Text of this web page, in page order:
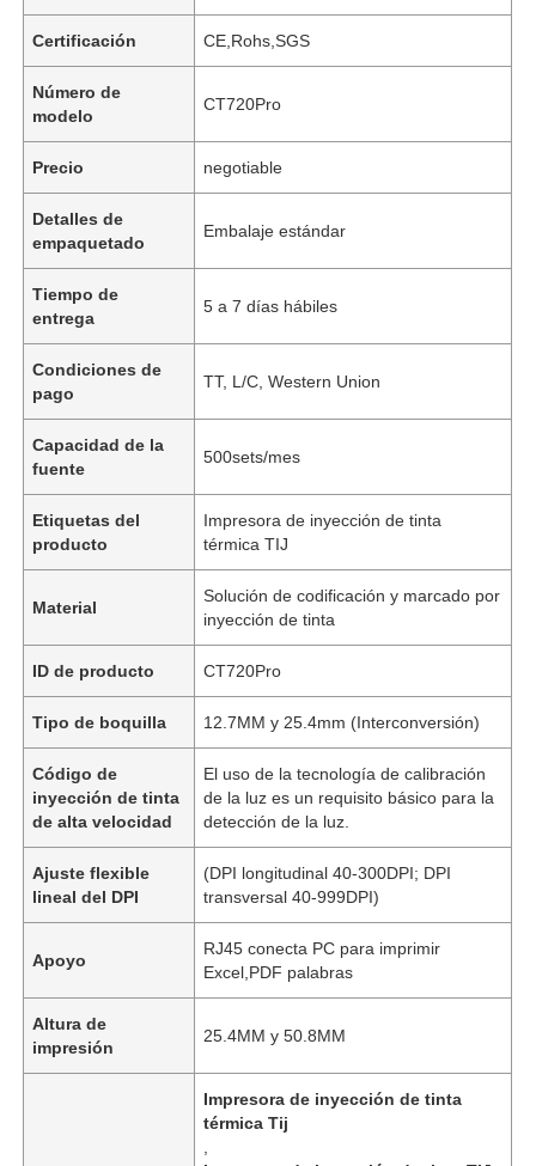
Certificación CE,Rohs,SGS
Número de
modelo
CT720Pro
Precio negotiable
Detalles de
empaquetado
Embalaje estándar
Tiempo de
entrega
5 a 7 días hábiles
Condiciones de
pago
TT, L/C, Western Union
Capacidad de la
fuente
500sets/mes
Etiquetas del
producto
Impresora de inyección de tinta
térmica TIJ
Material
Solución de codificación y marcado por
inyección de tinta
ID de producto CT720Pro
Tipo de boquilla 12.7MM y 25.4mm (Interconversión)
Código de
inyección de tinta
de alta velocidad
El uso de la tecnología de calibración
de la luz es un requisito básico para la
detección de la luz.
Ajuste flexible
lineal del DPI
(DPI longitudinal 40-300DPI; DPI
transversal 40-999DPI)
Apoyo
RJ45 conecta PC para imprimir
Excel,PDF palabras
Altura de
impresión
25.4MM y 50.8MM
Impresora de inyección de tinta
térmica Tij